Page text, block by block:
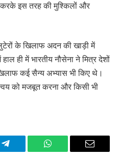
करके इस तरह की मुश्किलों और
के खिलाफ अदन की खाड़ी में
ही में भारतीय नौसेना ने मित्र देशों
कई सैन्य अभ्यास भी किए थे।
को मजबूत करना और किसी भी
Telegram WhatsApp Email